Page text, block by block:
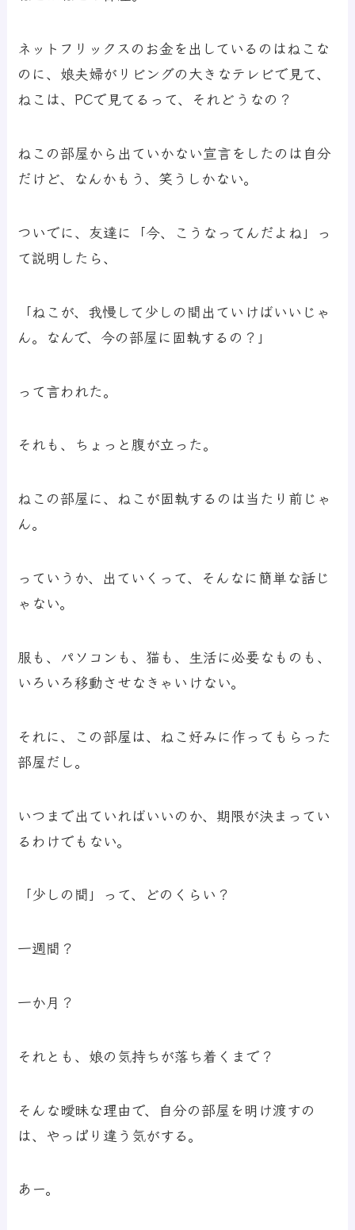
ネットフリックスのお金を出しているのはねこな
のに、娘夫婦がリビングの大きなテレビで見て、
ねこは、PCで見てるって、それどうなの？
ねこの部屋から出ていかない宣言をしたのは自分
だけど、なんかもう、笑うしかない。
ついでに、友達に「今、こうなってんだよね」っ
て説明したら、
「ねこが、我慢して少しの間出ていけばいいじゃ
ん。なんで、今の部屋に固執するの？」
って言われた。
それも、ちょっと腹が立った。
ねこの部屋に、ねこが固執するのは当たり前じゃ
ん。
っていうか、出ていくって、そんなに簡単な話じ
ゃない。
服も、パソコンも、猫も、生活に必要なものも、
いろいろ移動させなきゃいけない。
それに、この部屋は、ねこ好みに作ってもらった
部屋だし。
いつまで出ていればいいのか、期限が決まってい
るわけでもない。
「少しの間」って、どのくらい？
一週間？
一か月？
それとも、娘の気持ちが落ち着くまで？
そんな曖昧な理由で、自分の部屋を明け渡すの
は、やっぱり違う気がする。
あー。